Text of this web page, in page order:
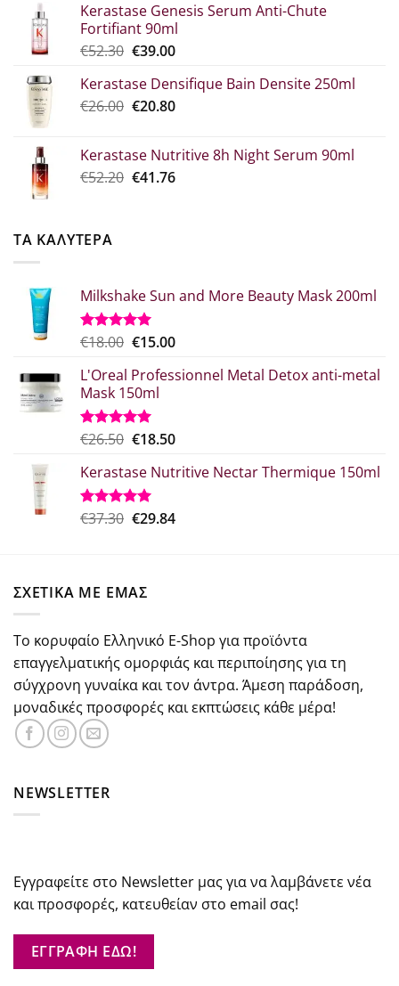
€7.00
through
€10.90
Kerastase Genesis Serum Anti-Chute
Fortifiant 90ml
€52.30 Original
was:
€52.30.
€39.00Η
τιμή
είναι:
Kerastase Densifique Bain Densite 250ml
€26.00 Original
€26.00.
€20.80Η
είναι:
€20.80.
Kerastase Nutritive 8h Night Serum 90ml
€52.20 Original
€41.76Η
ΤΑ ΚΑΛΥΤΕΡΑ
Milkshake Sun and More Beauty Mask 200ml
Βαθμολογήθηκε
από 5
€18.00 Original
was:
€18.00.
€15.00Η
τιμή
L'Oreal Professionnel Metal Detox anti-metal
Mask 150ml
Βαθμολογήθηκε
από 5
€26.50 Original
was:
€26.50.
€18.50Η
τιμή
€18.50.
Kerastase Nutritive Nectar Thermique 150ml
Βαθμολογήθηκε
€37.30 Original
€29.84Η
ΣΧΕΤΙΚΑ ΜΕ ΕΜΑΣ
Το κορυφαίο Ελληνικό E-Shop για προϊόντα
επαγγελματικής ομορφιάς και περιποίησης για τη
σύγχρονη γυναίκα και τον άντρα. Άμεση παράδοση,
μοναδικές προσφορές και εκπτώσεις κάθε μέρα!
NEWSLETTER
Εγγραφείτε στο Newsletter μας για να λαμβάνετε νέα
και προσφορές, κατευθείαν στο email σας!
ΕΓΓΡΑΦΗ ΕΔΩ!